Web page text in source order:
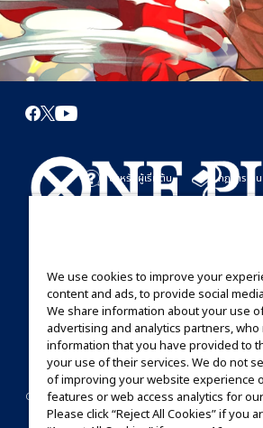
สำหรับผู้เริ่มต้น กฎการเล่น
CONTACT USCookie SettingsPRIVACY POLICY
©Eiichiro Oda/Shueisha©Eiichiro Oda/
We use cookies to improve your
content and ads, to provide social
We share information about your use
advertising and analytics partners,
information that you have provided to
your use of their services. We do not
of improving your website experience
features or web access analytics for
Please click “Reject All Cookies” if you